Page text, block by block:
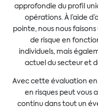
approfondie du profil
opérations. À l’aide
pointe, nous nous
de risque en
individuels, mais
actuel du secteur et
Avec cette évaluation
en risques peut vous
continu dans tout un